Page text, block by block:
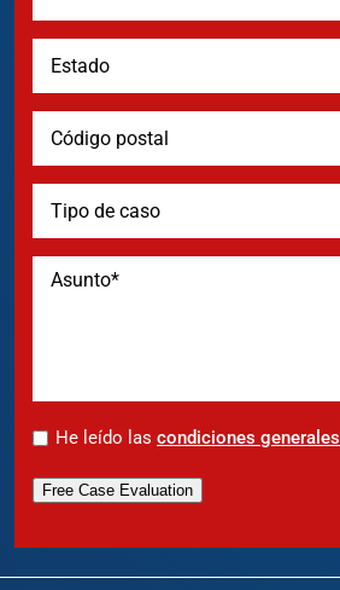
* He leído las condiciones generales
Free Case Evaluation